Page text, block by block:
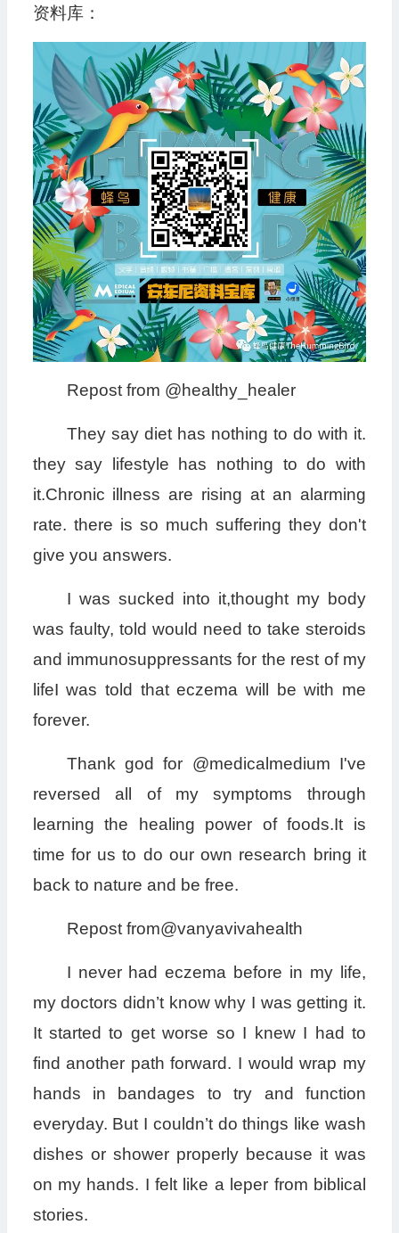
资料库：
Repost from @healthy_healer
They say diet has nothing to do with it.
they say lifestyle has nothing to do with
it.Chronic illness are rising at an alarming
rate. there is so much suffering they don't
give you answers.
I was sucked into it,thought my body
was faulty, told would need to take steroids
and immunosuppressants for the rest of my
lifeI was told that eczema will be with me
forever.
Thank god for @medicalmedium I've
reversed all of my symptoms through
learning the healing power of foods.It is
time for us to do our own research bring it
back to nature and be free.
Repost from@vanyavivahealth
I never had eczema before in my life,
my doctors didn’t know why I was getting it.
It started to get worse so I knew I had to
find another path forward. I would wrap my
hands in bandages to try and function
everyday. But I couldn’t do things like wash
dishes or shower properly because it was
on my hands. I felt like a leper from biblical
stories.